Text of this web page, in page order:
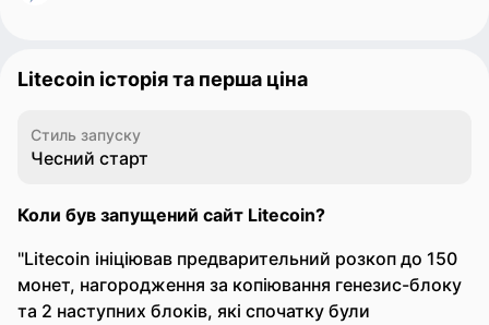
Litecoin історія та перша ціна
Стиль запуску
Чесний старт
Коли був запущений сайт Litecoin?
"Litecoin ініціював предварительний розкоп до 150
монет, нагородження за копіювання генезис-блоку
та 2 наступних блоків, які спочатку були